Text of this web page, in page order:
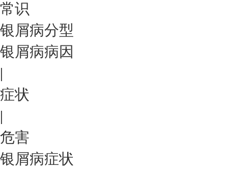
常识
银屑病分型
银屑病病因
|
症状
|
危害
银屑病症状